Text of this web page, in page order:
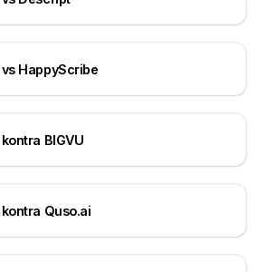
HappyScribe
BIGVU
Quso.ai